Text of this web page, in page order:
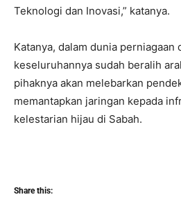
Teknologi dan Inovasi,” katanya.
Katanya, dalam dunia perniagaan
keseluruhannya sudah beralih
pihaknya akan melebarkan
memantapkan jaringan kepada
kelestarian hijau di Sabah.
Share this: